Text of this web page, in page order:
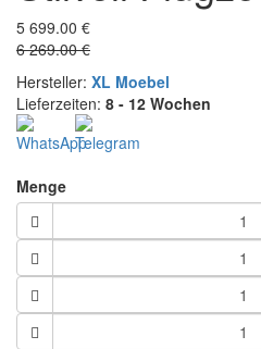
5 699.00 €
6 269.00 €
Hersteller: XL Moebel
Lieferzeiten: 8 - 12 Wochen
Menge